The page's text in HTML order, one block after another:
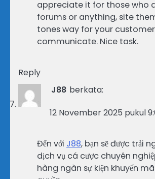
appreciate it for those who
forums or anything, site
tones way for your
communicate. Nice task.
Reply
J88 berkata:
12 November 2025 pukul
Đến với J88, bạn sẽ được trải
dịch vụ cá cược chuyên
hàng ngàn sự kiện khuyến